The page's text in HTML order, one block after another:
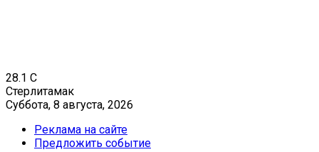
28.1 C
Стерлитамак
Суббота, 8 августа, 2026
Реклама на сайте
Предложить событие